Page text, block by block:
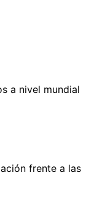
a nivel mundial
frente a las